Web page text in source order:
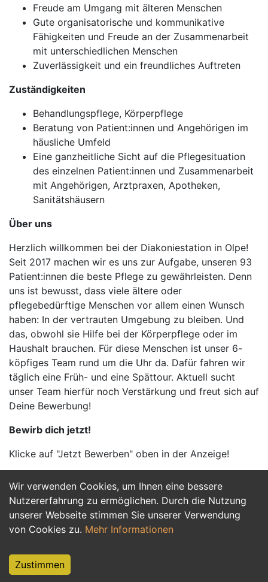
Wir verwenden Cookies, um Ihnen eine bessere
Nutzererfahrung zu ermöglichen. Durch die Nutzung
unserer Webseite stimmen Sie unserer Verwendung
von Cookies zu. Mehr Informationen
Zustimmen
Freude am Umgang mit älteren Menschen
Gute organisatorische und kommunikative
Fähigkeiten und Freude an der Zusammenarbeit
mit unterschiedlichen Menschen
Zuverlässigkeit und ein freundliches Auftreten
Zuständigkeiten
Behandlungspflege, Körperpflege
Beratung von Patient:innen und Angehörigen im
häusliche Umfeld
Eine ganzheitliche Sicht auf die Pflegesituation
des einzelnen Patient:innen und Zusammenarbeit
mit Angehörigen, Arztpraxen, Apotheken,
Sanitätshäusern
Über uns
Herzlich willkommen bei der Diakoniestation in Olpe!
Seit 2017 machen wir es uns zur Aufgabe, unseren 93
Patient:innen die beste Pflege zu gewährleisten. Denn
uns ist bewusst, dass viele ältere oder
pflegebedürftige Menschen vor allem einen Wunsch
haben: In der vertrauten Umgebung zu bleiben. Und
das, obwohl sie Hilfe bei der Körperpflege oder im
Haushalt brauchen. Für diese Menschen ist unser 6-
köpfiges Team rund um die Uhr da. Dafür fahren wir
täglich eine Früh- und eine Spättour. Aktuell sucht
unser Team hierfür noch Verstärkung und freut sich auf
Deine Bewerbung!
Bewirb dich jetzt!
Klicke auf "Jetzt Bewerben" oben in der Anzeige!
Jetzt Bewerben